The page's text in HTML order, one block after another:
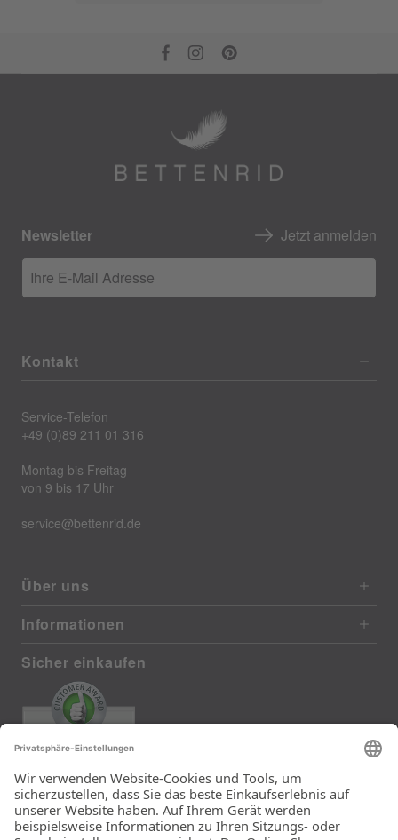
Newsletter Jetzt anmelden
Ihre E-Mail Adresse
Kontakt
Service-Telefon
+49 (0)89 211 01 316
Montag bis Freitag
von 9 bis 17 Uhr
service@bettenrid.de
Über uns
Informationen
Sicher einkaufen
385 reviews from real customers
(last 12 months)
Total: 11283
Die Auswahl und die
Einfachheit der
Bestellung.